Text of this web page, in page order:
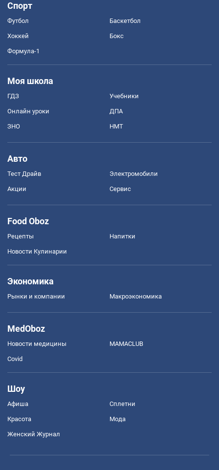
Спорт
Футбол Баскетбол
Хоккей Бокс
Формула-1
Моя школа
ГДЗ Учебники
Онлайн уроки ДПА
ЗНО НМТ
Авто
Тест Драйв Электромобили
Акции Сервис
Food Oboz
Рецепты Напитки
Новости Кулинарии
Экономика
Рынки и компании Mакроэкономика
MedOboz
Новости медицины MAMACLUB
Covid
Шоу
Афиша Сплетни
Красота Мода
Женский Журнал